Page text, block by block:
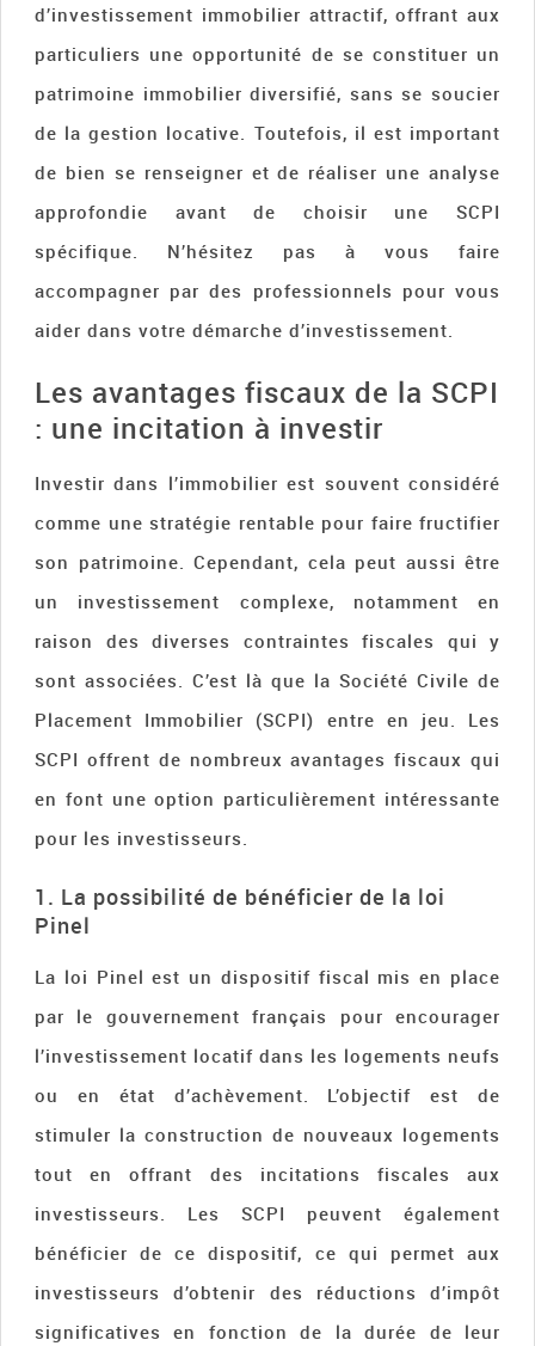
d’investissement immobilier attractif, offrant aux
particuliers une opportunité de se constituer un
patrimoine immobilier diversifié, sans se soucier
de la gestion locative. Toutefois, il est important
de bien se renseigner et de réaliser une analyse
approfondie avant de choisir une SCPI
spécifique. N’hésitez pas à vous faire
accompagner par des professionnels pour vous
aider dans votre démarche d’investissement.
Les avantages fiscaux de la SCPI
: une incitation à investir
Investir dans l’immobilier est souvent considéré
comme une stratégie rentable pour faire fructifier
son patrimoine. Cependant, cela peut aussi être
un investissement complexe, notamment en
raison des diverses contraintes fiscales qui y
sont associées. C’est là que la Société Civile de
Placement Immobilier (SCPI) entre en jeu. Les
SCPI offrent de nombreux avantages fiscaux qui
en font une option particulièrement intéressante
pour les investisseurs.
1. La possibilité de bénéficier de la loi
Pinel
La loi Pinel est un dispositif fiscal mis en place
par le gouvernement français pour encourager
l’investissement locatif dans les logements neufs
ou en état d’achèvement. L’objectif est de
stimuler la construction de nouveaux logements
tout en offrant des incitations fiscales aux
investisseurs. Les SCPI peuvent également
bénéficier de ce dispositif, ce qui permet aux
investisseurs d’obtenir des réductions d’impôt
significatives en fonction de la durée de leur